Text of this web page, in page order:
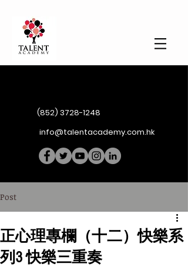
(852) 3728-1248
info@talentacademy.com.hk
Post
正心理專欄（十二）快樂系
列3 快樂三重奏